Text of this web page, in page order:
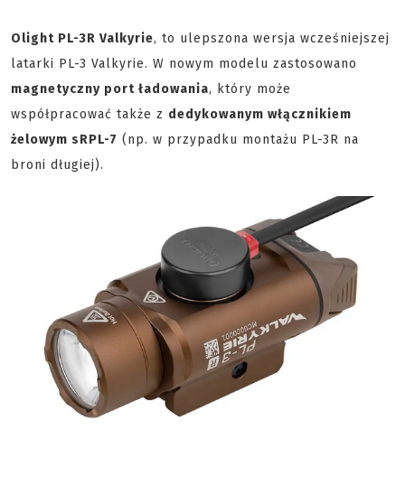
Olight PL-3R Valkyrie, to ulepszona wersja wcześniejszej
latarki PL-3 Valkyrie. W nowym modelu zastosowano
magnetyczny port ładowania, który może
współpracować także z dedykowanym włącznikiem
żelowym sRPL-7 (np. w przypadku montażu PL-3R na
broni długiej).